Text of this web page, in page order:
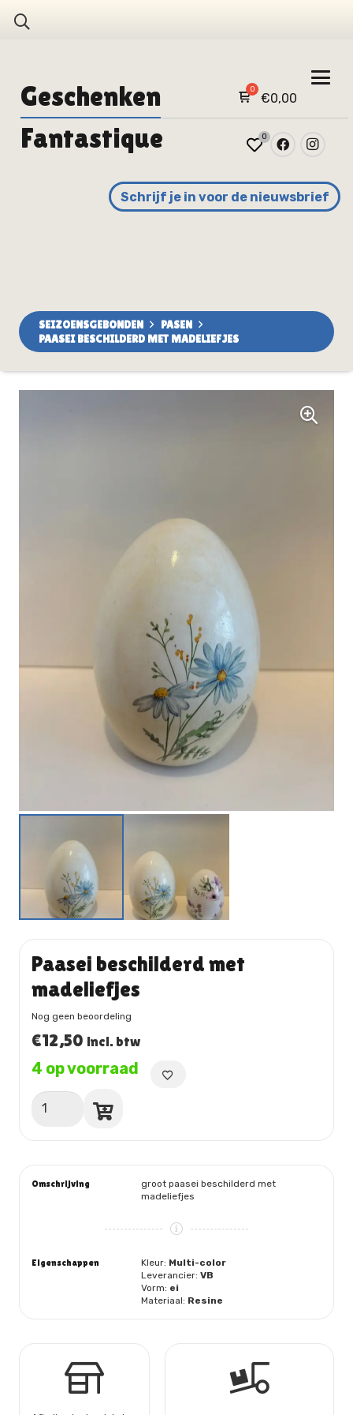
Geschenken €0,00
Fantastique 0
Schrijf je in voor de nieuwsbrief
SEIZOENSGEBONDEN
PASEN
PAASEI BESCHILDERD MET MADELIEFJES
Paasei beschilderd met
madeliefjes
Nog geen beoordeling
€12,50 incl. btw
4 op voorraad
Paasei
beschilderd
Omschrijving
groot paasei beschilderd met
madeliefjes
Eigenschappen Kleur: Multi-color
Leverancier:VB
Vorm: ei
Materiaal: Resine